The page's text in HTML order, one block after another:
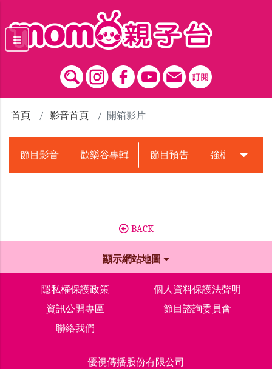
首頁 影音首頁 開箱影片
節目影音 歡樂谷專輯 節目預告 強檔動畫預告
BACK
顯示網站地圖
隱私權保護政策
個人資料保護法聲明
資訊公開專區
節目諮詢委員會
聯絡我們
優視傳播股份有限公司